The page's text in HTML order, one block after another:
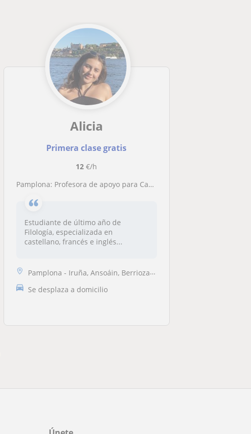
Alicia
Primera clase gratis
12 €/h
Pamplona: Profesora de apoyo para Castellano, Inglés, Francés, Euskera, etc. durante verano
Estudiante de último año de
Filología, especializada en
castellano, francés e inglés...
Pamplona - Iruña, Ansoáin, Berriozar, Burlada - Burlata, Villava - Ata...
Se desplaza a domicilio